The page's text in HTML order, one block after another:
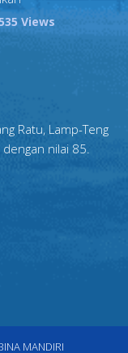
Views
Ratu, Lamp-Teng
nilai 85.
MANDIRI